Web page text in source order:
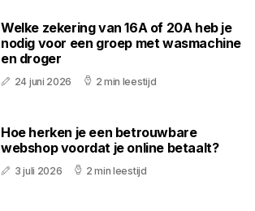
Welke zekering van 16A of 20A heb je
nodig voor een groep met wasmachine
en droger
24 juni 2026 2 min leestijd
Hoe herken je een betrouwbare
webshop voordat je online betaalt?
3 juli 2026 2 min leestijd